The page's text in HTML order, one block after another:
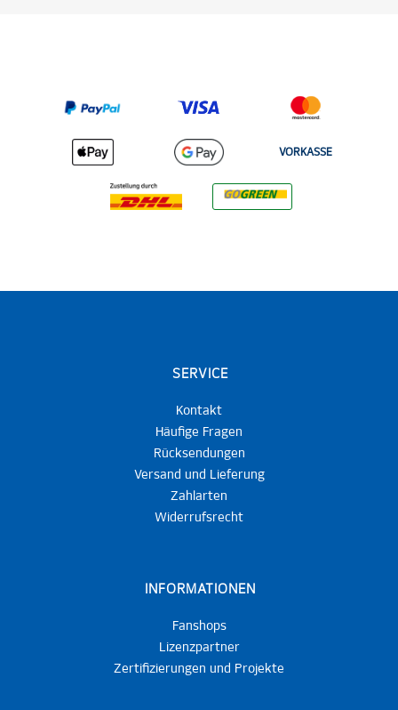
VORKASSE
SERVICE
Kontakt
Häufige Fragen
Rücksendungen
Versand und Lieferung
Zahlarten
Widerrufsrecht
INFORMATIONEN
Fanshops
Lizenzpartner
Zertifizierungen und Projekte